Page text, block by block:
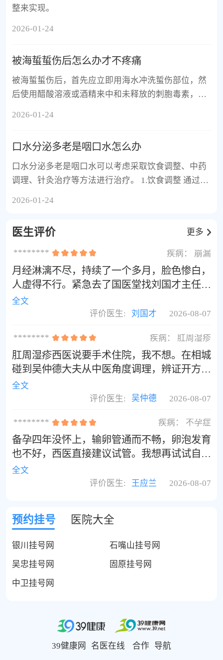
整来实现。
2026-01-24
被海蜇蜇伤后怎么办才不疼痛
被海蜇蜇伤后，首先应立即用海水冲洗蜇伤部位，然
后使用醋酸溶液或酒精来中和未释放的刺胞毒素，从
2026-01-24
口水分泌多老是咽口水怎么办
口水分泌多老是咽口水可以考虑采取饮食调整、中药
调理、针灸治疗等方法进行治疗。 1.饮食调整 通过减
2026-01-24
医生评价 更多
******** 疾病： 崩漏
月经淋漓不尽，持续了一个多月，脸色惨白，
人虚得不行。紧急去了国医堂找刘国才主任。
他开的方子见效真快，三剂药下去血量就少
了，一周彻底干净了。
全文
评价医生:
刘国才 2026-08-07
******** 疾病： 肛周湿疹
肛周湿疹西医说要手术住院，我不想。在相城
碰到吴仲德大夫从中医角度调理，辨证开方治
了近三个月，病灶缩小很多基本痊愈了，大大
减轻了痛苦。吴大夫是真正的好大夫！
全文
评价医生:
吴仲德 2026-08-07
******** 疾病： 不孕症
备孕四年没怀上，输卵管通而不畅，卵泡发育
也不好，西医直接建议试管。我想再试试自然
受孕，听宝妈群里说国医堂的王应兰主任看不
孕很厉害。王主任是上海中医药大学的教授，
全文
评价医生:
王应兰 2026-08-07
预约挂号 医院大全
银川挂号网
石嘴山挂号网
吴忠挂号网
固原挂号网
中卫挂号网
39健康网 名医在线 合作 导航